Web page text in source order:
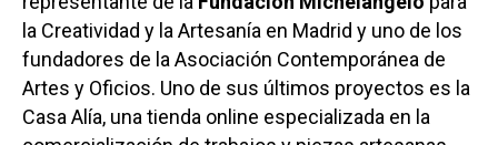
la Creatividad y la Artesanía en Madrid y uno de los
fundadores de la Asociación Contemporánea de
Artes y Oficios. Uno de sus últimos proyectos es la
Casa Alía, una tienda online especializada en la